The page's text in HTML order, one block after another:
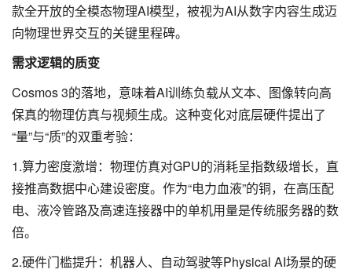
款全开放的全模态物理AI模型，被视为AI从数字内容生成迈
向物理世界交互的关键里程碑。
需求逻辑的质变
Cosmos 3的落地，意味着AI训练负载从文本、图像转向高
保真的物理仿真与视频生成。这种变化对底层硬件提出了
“量”与“质”的双重考验：
1.算力密度激增：物理仿真对GPU的消耗呈指数级增长，直
接推高数据中心建设密度。作为“电力血液”的铜，在高压配
电、液冷管路及高速连接器中的单机用量是传统服务器的数
倍。
2.硬件门槛提升：机器人、自动驾驶等Physical AI场景的硬